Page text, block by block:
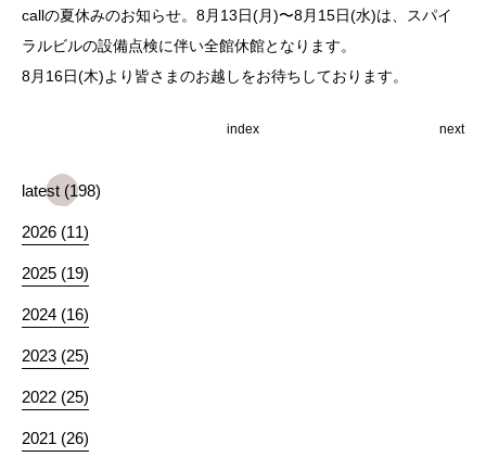
callの夏休みのお知らせ。8月13日(月)〜8月15日(水)は、スパイ
ラルビルの設備点検に伴い全館休館となります。
8月16日(木)より皆さまのお越しをお待ちしております。
next
index
latest (198)
2026 (11)
2025 (19)
2024 (16)
2023 (25)
2022 (25)
2021 (26)